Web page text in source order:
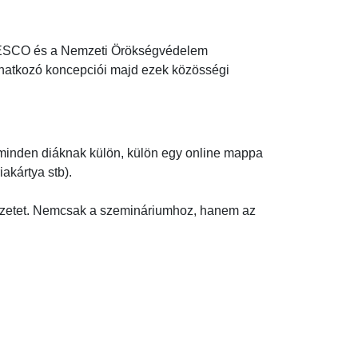
és a Nemzeti Örökségvédelem
koncepciói majd ezek közösségi
diáknak külön, külön egy online mappa
stb).
Nemcsak a szemináriumhoz, hanem az